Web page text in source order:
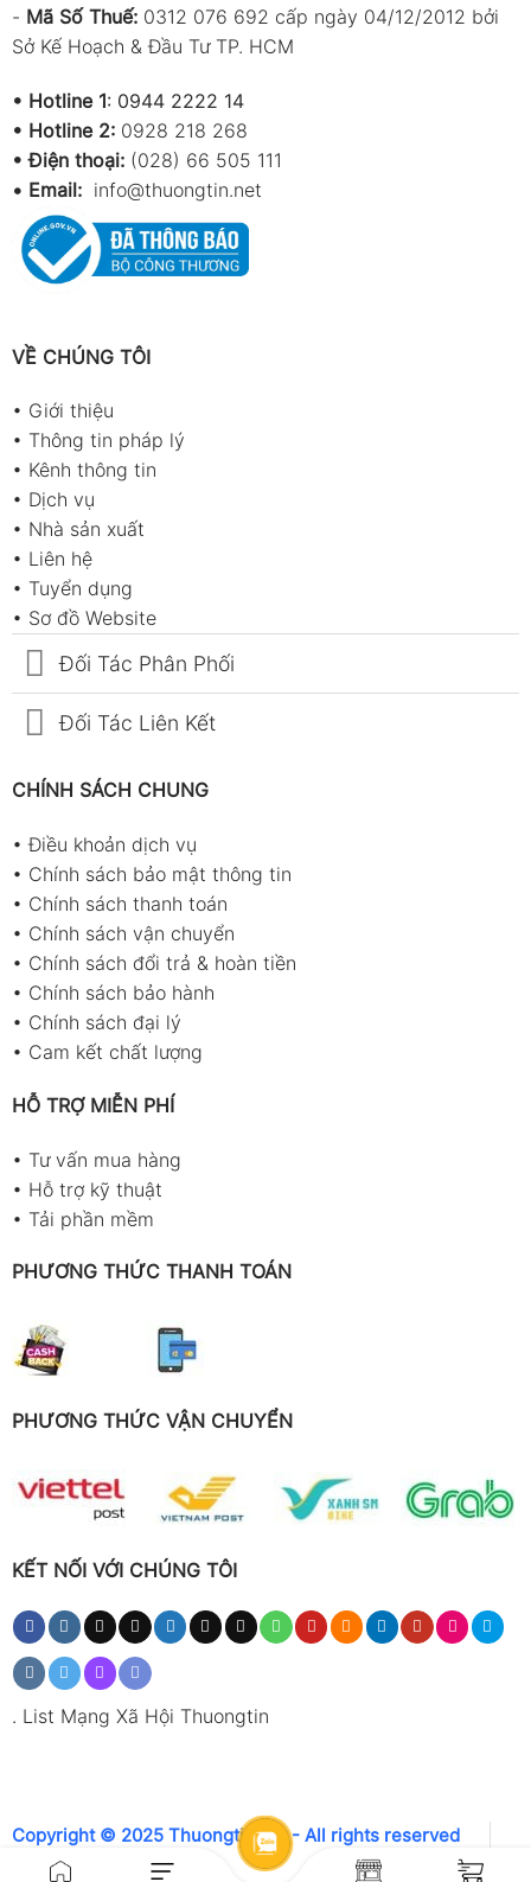
- Mã Số Thuế: 0312 076 692 cấp ngày 04/12/2012 bởi
Sở Kế Hoạch & Đầu Tư TP. HCM
• Hotline 1: 0944 2222 14
• Hotline 2: 0928 218 268
• Điện thoại: (028) 66 505 111
• Email: info@thuongtin.net
VỀ CHÚNG TÔI
• Giới thiệu
• Thông tin pháp lý
• Kênh thông tin
• Dịch vụ
• Nhà sản xuất
• Liên hệ
• Tuyển dụng
• Sơ đồ Website
Đối Tác Phân Phối
Đối Tác Liên Kết
CHÍNH SÁCH CHUNG
•Điều khoản dịch vụ
• Chính sách bảo mật thông tin
• Chính sách thanh toán
• Chính sách vận chuyển
• Chính sách đổi trả & hoàn tiền
• Chính sách bảo hành
• Chính sách đại lý
• Cam kết chất lượng
HỖ TRỢ MIỄN PHÍ
• Tư vấn mua hàng
• Hỗ trợ kỹ thuật
• Tải phần mềm
PHƯƠNG THỨC THANH TOÁN
PHƯƠNG THỨC VẬN CHUYỂN
KẾT NỐI VỚI CHÚNG TÔI
. List Mạng Xã Hội Thuongtin
Copyright © 2025 Thuongtin.net - All rights reserved